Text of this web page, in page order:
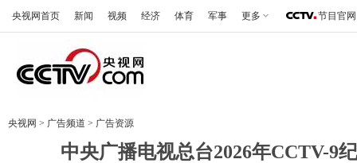
央视网首页 新闻 视频 经济 体育 军事 更多 节目官网
央视网 > 广告频道 > 广告资源
中央广播电视总台2026年CCTV-9